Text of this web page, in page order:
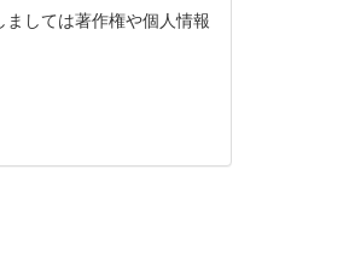
しては著作権や個人情報